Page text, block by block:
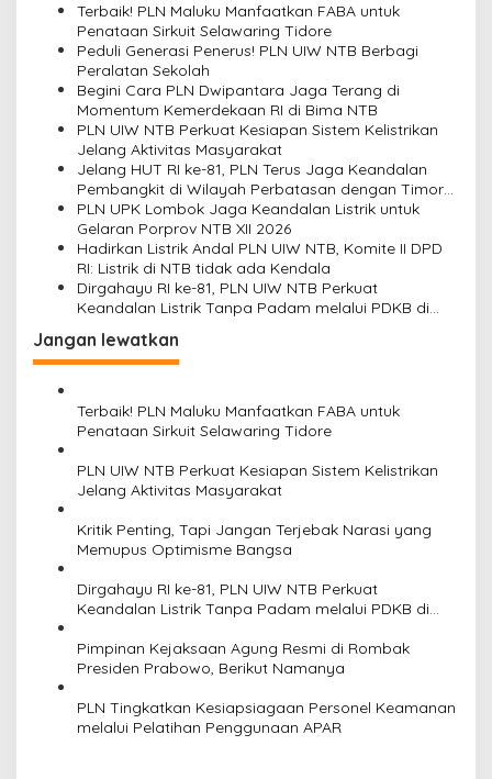
Terbaik! PLN Maluku Manfaatkan FABA untuk
Penataan Sirkuit Selawaring Tidore
Peduli Generasi Penerus! PLN UIW NTB Berbagi
Peralatan Sekolah
Begini Cara PLN Dwipantara Jaga Terang di
Momentum Kemerdekaan RI di Bima NTB
PLN UIW NTB Perkuat Kesiapan Sistem Kelistrikan
Jelang Aktivitas Masyarakat
Jelang HUT RI ke-81, PLN Terus Jaga Keandalan
Pembangkit di Wilayah Perbatasan dengan Timor
Leste
PLN UPK Lombok Jaga Keandalan Listrik untuk
Gelaran Porprov NTB XII 2026
Hadirkan Listrik Andal PLN UIW NTB, Komite II DPD
RI: Listrik di NTB tidak ada Kendala
Dirgahayu RI ke-81, PLN UIW NTB Perkuat
Keandalan Listrik Tanpa Padam melalui PDKB di
Jangan lewatkan
Terbaik! PLN Maluku Manfaatkan FABA untuk
Penataan Sirkuit Selawaring Tidore
PLN UIW NTB Perkuat Kesiapan Sistem Kelistrikan
Jelang Aktivitas Masyarakat
Kritik Penting, Tapi Jangan Terjebak Narasi yang
Memupus Optimisme Bangsa
Dirgahayu RI ke-81, PLN UIW NTB Perkuat
Keandalan Listrik Tanpa Padam melalui PDKB di
Pimpinan Kejaksaan Agung Resmi di Rombak
Presiden Prabowo, Berikut Namanya
PLN Tingkatkan Kesiapsiagaan Personel Keamanan
melalui Pelatihan Penggunaan APAR